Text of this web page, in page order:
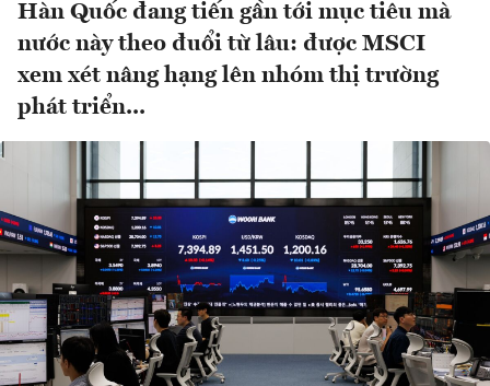
Hàn Quốc đang tiến gần tới mục tiêu mà
nước này theo đuổi từ lâu: được MSCI
xem xét nâng hạng lên nhóm thị trường
phát triển...